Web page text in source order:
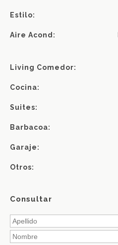
Estilo:
Aire Acond:
Living Comedor:
Cocina:
Suites:
Barbacoa:
Garaje:
Otros:
Consultar